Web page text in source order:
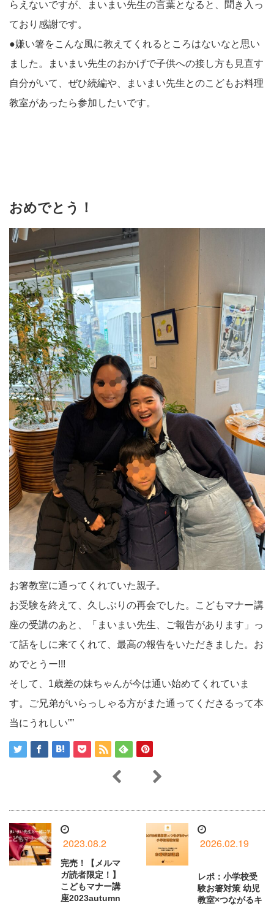
らえないですが、まいまい先生の言葉となると、聞き入っ
ており感謝です。
●嫌い箸をこんな風に教えてくれるところはないなと思い
ました。まいまい先生のおかげで子供への接し方も見直す
自分がいて、ぜひ続編や、まいまい先生とのこどもお料理
教室があったら参加したいです。
おめでとう！
お箸教室に通ってくれていた親子。
お受験を終えて、久しぶりの再会でした。こどもマナー講
座の受講のあと、「まいまい先生、ご報告があります」っ
て話をしに来てくれて、最高の報告をいただきました。お
めでとうー!!!
そして、1歳差の妹ちゃんが今は通い始めてくれていま
す。ご兄弟がいらっしゃる方がまた通ってくださるって本
当にうれしい””
2023.08.2
完売！【メルマ
ガ読者限定！】
こどもマナー講
座2023autumn
2026.02.19
レポ：小学校受
験お箸対策 幼児
教室×つながるキ